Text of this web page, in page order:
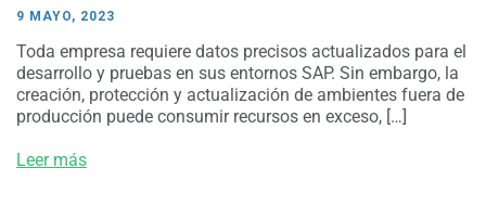
9 MAYO, 2023
Toda empresa requiere datos precisos actualizados para el
desarrollo y pruebas en sus entornos SAP. Sin embargo, la
creación, protección y actualización de ambientes fuera de
producción puede consumir recursos en exceso, […]
Leer más